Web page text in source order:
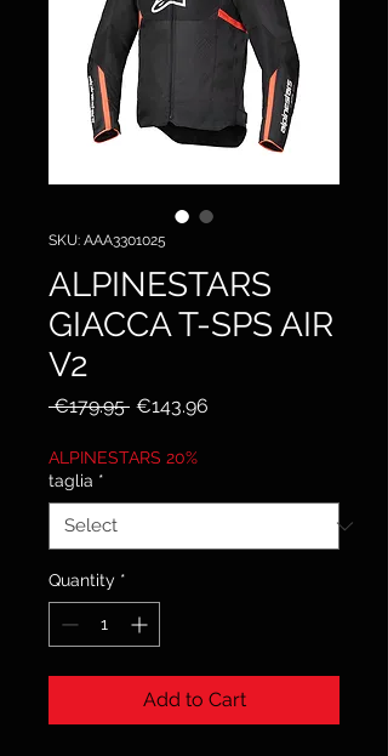
SKU: AAA3301025
ALPINESTARS
GIACCA T-SPS AIR
V2
€179.95 Regular
€143.96
ALPINESTARS 20%
taglia *
Quantity *
Add to Cart